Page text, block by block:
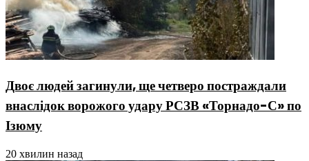
Двоє людей загинули, ще четверо постраждали
внаслідок ворожого удару РСЗВ «Торнадо-С» по
Ізюму
20 хвилин назад